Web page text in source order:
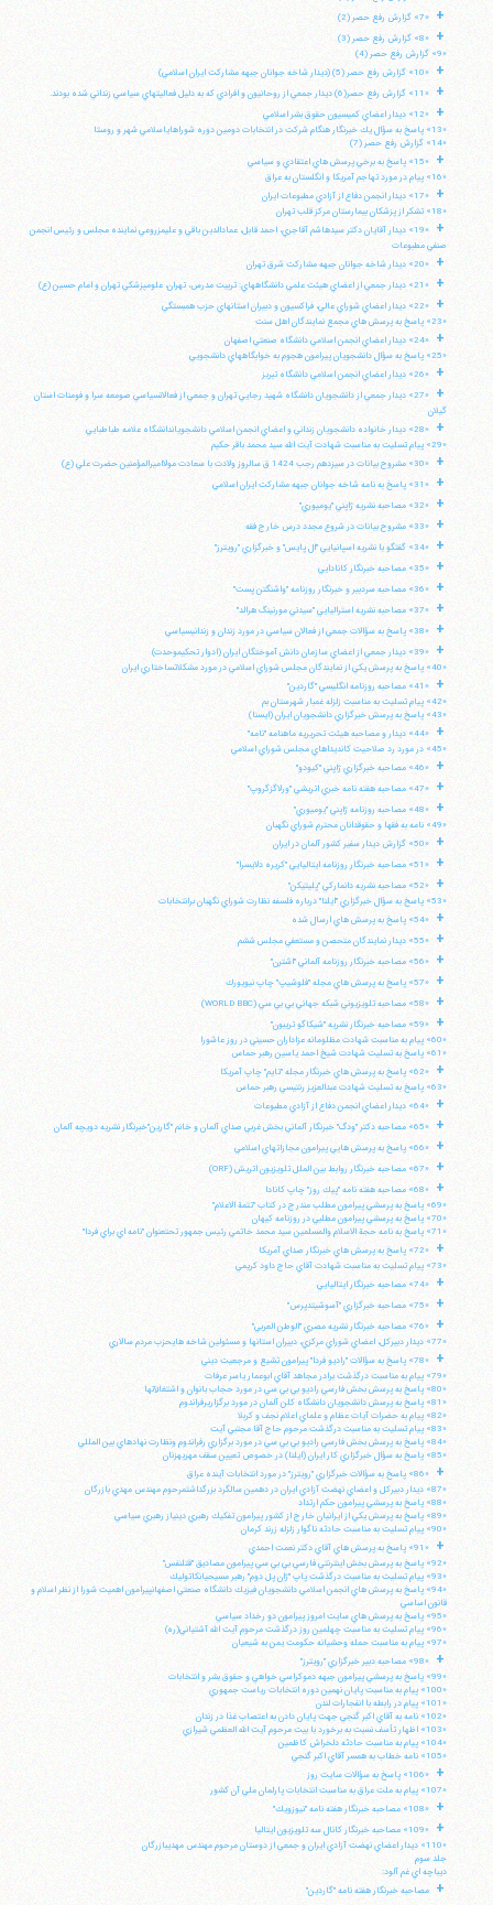
+ «7» گزارش رفع حصر (2)
+
«8» گزارش رفع حصر (3)
«9» گزارش رفع حصر (4)
+ «10» گزارش رفع حصر (5) (ديدار شاخه جوانان جبهه مشاركت ايران اسلامي)
+ «11» گزارش رفع حصر(6) ديدار جمعي از روحانيون و افرادي كه به دليل فعاليتهاي سياسي زنداني شده بودند.
+
«12» ديدار اعضاي كميسيون حقوق بشر اسلامي
«13» پاسخ به سؤال يك خبرنگار هنگام شركت در انتخابات دومين دوره شوراهاياسلامي شهر و روستا
«14» گزارش رفع حصر (7)
+
«15» پاسخ به برخي پرسش هاي اعتقادي و سياسي
«16» پيام در مورد تهاجم آمريكا و انگلستان به عراق
+
«17» ديدار انجمن دفاع از آزادي مطبوعات ايران
«18» تشكر از پزشكان بيمارستان مركز قلب تهران
+
«19» ديدار آقايان دكتر سيدهاشم آقاجري، احمد قابل، عمادالدين باقي و عليمزروعي نماينده مجلس و رئيس انجمن
صنفي مطبوعات
+ «20» ديدار شاخه جوانان جبهه مشاركت شرق تهران
+ «21» ديدار جمعي از اعضاي هيئت علمي دانشگاههاي: تربيت مدرس، تهران، علومپزشكي تهران و امام حسين (ع)
+
«22» ديدار اعضاي شوراي عالي، فراكسيون و دبيران استانهاي حزب همبستگي
«23» پاسخ به پرسش هاي مجمع نمايندگان اهل سنت
+
«24» ديدار اعضاي انجمن اسلامي دانشگاه صنعتي اصفهان
«25» پاسخ به سؤال دانشجويان پيرامون هجوم به خوابگاههاي دانشجويي
+ «26» ديدار اعضاي انجمن اسلامي دانشگاه تبريز
+
«27» ديدار جمعي از دانشجويان دانشگاه شهيد رجايي تهران و جمعي از فعالانسياسي صومعه سرا و فومنات استان
گيلان
+
«28» ديدار خانواده دانشجويان زنداني و اعضاي انجمن اسلامي دانشجوياندانشگاه علامه طباطبايي
«29» پيام تسليت به مناسبت شهادت آيت الله سيد محمد باقر حكيم
+ «30» مشروح بيانات در سيزدهم رجب 1424 ق سالروز ولادت با سعادت مولااميرالمؤمنين حضرت علي (ع)
+ «31» پاسخ به نامه شاخه جوانان جبهه مشاركت ايران اسلامي
+ «32» مصاحبه نشريه ژاپني "يوميوري"
+ «33» مشروح بيانات در شروع مجدد درس خارج فقه
+ «34» گفتگو با نشريه اسپانيايي "ال پايس" و خبرگزاري "رويترز"
+ «35» مصاحبه خبرنگار كانادايي
+ «36» مصاحبه سردبير و خبرنگار روزنامه "واشنگتن پست"
+ «37» مصاحبه نشريه استراليايي "سيدني مورنينگ هرالد"
+ «38» پاسخ به سؤالات جمعي از فعالان سياسي در مورد زندان و زندانيسياسي
+
«39» ديدار جمعي از اعضاي سازمان دانش آموختگان ايران (ادوار تحكيموحدت)
«40» پاسخ به پرسش يكي از نمايندگان مجلس شوراي اسلامي در مورد مشكلاتساختاري ايران
+
«41» مصاحبه روزنامه انگليسي "گاردين"
«42» پيام تسليت به مناسبت زلزله غمبار شهرستان بم
«43» پاسخ به پرسش خبرگزاري دانشجويان ايران (ايسنا)
+
«44» ديدار و مصاحبه هيئت تحريريه ماهنامه "نامه"
«45» در مورد رد صلاحيت كانديداهاي مجلس شوراي اسلامي
+ «46» مصاحبه خبرگزاري ژاپني "كيودو"
+ «47» مصاحبه هفته نامه خبري اتريشي "ورلاگزگروپ"
+
«48» مصاحبه روزنامه ژاپني "يوميوري"
«49» نامه به فقها و حقوقدانان محترم شوراي نگهبان
+ «50» گزارش ديدار سفير كشور آلمان در ايران
+ «51» مصاحبه خبرنگار روزنامه ايتاليايي "كريره دلايسرا"
+
«52» مصاحبه نشريه دانماركي "پليتيكن"
«53» پاسخ به سؤال خبرگزاري "ايلنا" درباره فلسفه نظارت شوراي نگهبان برانتخابات
+ «54» پاسخ به پرسش هاي ارسال شده
+ «55» ديدار نمايندگان متحصن و مستعفي مجلس ششم
+ «56» مصاحبه خبرنگار روزنامه آلماني "اشترن"
+ «57» پاسخ به پرسش هاي مجله "فلوشيپ" چاپ نيويورك
+ «58» مصاحبه تلويزيوني شبكه جهاني بي بي سي (WORLD BBC)
+
«59» مصاحبه خبرنگار نشريه "شيكاگو تريبون"
«60» پيام به مناسبت شهادت مظلومانه عزاداران حسيني در روز عاشورا
«61» پاسخ به تسليت شهادت شيخ احمد ياسين رهبر حماس
+
«62» پاسخ به پرسش هاي خبرنگار مجله "تايم" چاپ آمريكا
«63» پاسخ به تسليت شهادت عبدالعزيز رنتيسي رهبر حماس
+ «64» ديدار اعضاي انجمن دفاع از آزادي مطبوعات
+ «65» مصاحبه دكتر "ودگ" خبرنگار آلماني بخش غربي صداي آلمان و خانم "گارين"خبرنگار نشريه دويچه آلمان
+ «66» پاسخ به پرسش هايي پيرامون مجازاتهاي اسلامي
+ «67» مصاحبه خبرنگار روابط بين الملل تلويزيون اتريش (ORF)
+
«68» مصاحبه هفته نامه "پيك روز" چاپ كانادا
«69» پاسخ به پرسشي پيرامون مطلب مندرج در كتاب "تتمة الاعلام"
«70» پاسخ به پرسشي پيرامون مطلبي در روزنامه كيهان
«71» پاسخ به نامه حجة الاسلام والمسلمين سيد محمد خاتمي رئيس جمهور تحتعنوان "نامه اي براي فردا"
+
«72» پاسخ به پرسش هاي خبرنگار صداي آمريكا
«73» پيام تسليت به مناسبت شهادت آقاي حاج داود كريمي
+ «74» مصاحبه خبرنگار ايتاليايي
+ «75» مصاحبه خبرگزاري "آسوشيتدپرس"
+
«76» مصاحبه خبرنگار نشريه مصري "الوطن العربي"
«77» ديدار دبيركل، اعضاي شوراي مركزي، دبيران استانها و مسئولين شاخه هايحزب مردم سالاري
+
«78» پاسخ به سؤالات "راديو فردا" پيرامون تشيع و مرجعيت ديني
«79» پيام به مناسبت درگذشت برادر مجاهد آقاي ابوعمار ياسر عرفات
«80» پاسخ به پرسش بخش فارسي راديو بي بي سي در مورد حجاب بانوان و اشتغالآنها
«81» پاسخ به پرسش دانشجويان دانشگاه كلن آلمان در مورد برگزاريرفراندوم
«82» پيام به حضرات آيات عظام و علماي اعلام نجف و كربلا
«83» پيام تسليت به مناسبت درگذشت مرحوم حاج آقا مجتبي آيت
«84» پاسخ به پرسش بخش فارسي راديو بي بي سي در مورد برگزاري رفراندوم ونظارت نهادهاي بين المللي
«85» پاسخ به سؤال خبرگزاري كار ايران (ايلنا) در خصوص تعيين سقف مهريهزنان
+
«86» پاسخ به سؤالات خبرگزاري "رويترز" در مورد انتخابات آينده عراق
«87» ديدار دبيركل و اعضاي نهضت آزادي ايران در دهمين سالگرد بزرگداشتمرحوم مهندس مهدي بازرگان
«88» پاسخ به پرسشي پيرامون حكم ارتداد
«89» پاسخ به پرسش يكي از ايرانيان خارج از كشور پيرامون تفكيك رهبري دينياز رهبري سياسي
«90» پيام تسليت به مناسبت حادثه ناگوار زلزله زرند كرمان
+
«91» پاسخ به پرسش هاي آقاي دكتر نعمت احمدي
«92» پاسخ به پرسش بخش اينترنتي فارسي بي بي سي پيرامون مصاديق "قتلنفس"
«93» پيام تسليت به مناسبت درگذشت پاپ "ژان پل دوم" رهبر مسيحيانكاتوليك
«94» پاسخ به پرسش هاي انجمن اسلامي دانشجويان فيزيك دانشگاه صنعتي اصفهانپيرامون اهميت شورا از نظر اسلام و
قانون اساسي
«95» پاسخ به پرسش هاي سايت امروز پيرامون دو رخداد سياسي
«96» پيام تسليت به مناسبت چهلمين روز درگذشت مرحوم آيت الله آشتياني(ره)
«97» پيام به مناسبت حمله وحشيانه حكومت يمن به شيعيان
+
«98» مصاحبه دبير خبرگزاري "رويترز"
«99» پاسخ به پرسشي پيرامون جبهه دموكراسي خواهي و حقوق بشر و انتخابات
«100» پيام به مناسبت پايان نهمين دوره انتخابات رياست جمهوري
«101» پيام در رابطه با انفجارات لندن
«102» نامه به آقاي اكبر گنجي جهت پايان دادن به اعتصاب غذا در زندان
«103» اظهار تأسف نسبت به برخورد با بيت مرحوم آيت الله العظمي شيرازي
«104» پيام به مناسبت حادثه دلخراش كاظمين
«105» نامه خطاب به همسر آقاي اكبر گنجي
+
«106» پاسخ به سؤالات سايت روز
«107» پيام به ملت عراق به مناسبت انتخابات پارلمان ملي آن كشور
+ «108» مصاحبه خبرنگار هفته نامه "نيوزويك"
+
«109» مصاحبه خبرنگار كانال سه تلويزيون ايتاليا
«110» ديدار اعضاي نهضت آزادي ايران و جمعي از دوستان مرحوم مهندس مهديبازرگان
جلد سوم
ديباچه اي غم آلود:
+ مصاحبه خبرنگار هفته نامه "گاردين"
وب سایت رسمی آیت‌الله منتظری
ایران،قم ،میدان مصلّی، بلوار شهید محمّد منتظری، كوچه
شماره ٨
کد پستی: 3713744381
تلفن 37740011-25-98+ تا 14
فکس37740015-25-98+